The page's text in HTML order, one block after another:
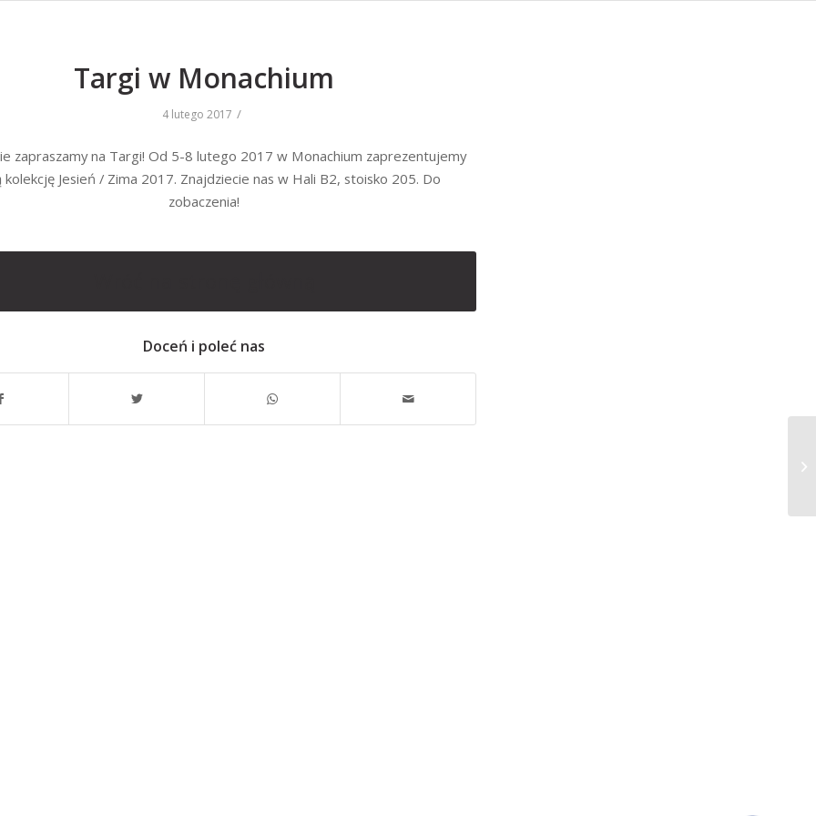
Targi w Monachium
4 lutego 2017 /
zapraszamy na Targi! Od 5-8 lutego 2017 w Monachium zaprezentujemy
kolekcję Jesień / Zima 2017. Znajdziecie nas w Hali B2, stoisko 205. Do
zobaczenia!
Doceń i poleć nas